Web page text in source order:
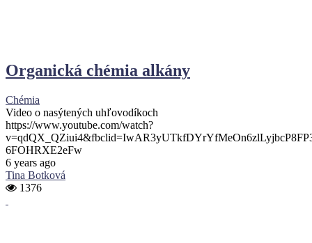
Organická chémia alkány
Chémia
Video o nasýtených uhľovodíkoch
https://www.youtube.com/watch?
6FOHRXE2eFw
6 years ago
Tina Botková
1376